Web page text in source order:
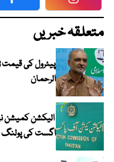
Facebook
متعلقہ خبریں
الرحمان
اگست کی پولنگ